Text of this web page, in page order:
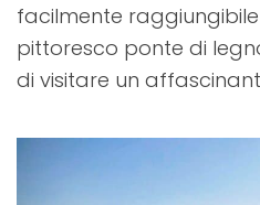
facilmente
pittoresco ponte di
di visitare un